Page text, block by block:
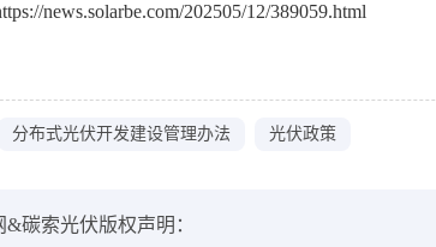
news.solarbe.com/202505/12/389059.html
分布式光伏开发建设管理办法 光伏政策
碳索光伏版权声明：